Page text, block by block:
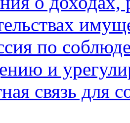
по
и
связь для